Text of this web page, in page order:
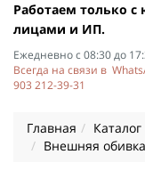
Работаем только с
лицами и ИП.
Ежедневно с 08:30 до
Всегда на связи в
903 212-39-31
Главная Каталог
Внешняя